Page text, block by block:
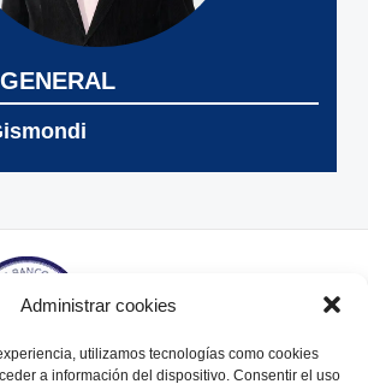
Administrar cookies
utilizamos tecnologías como cookies
a información del dispositivo. Consentir el uso